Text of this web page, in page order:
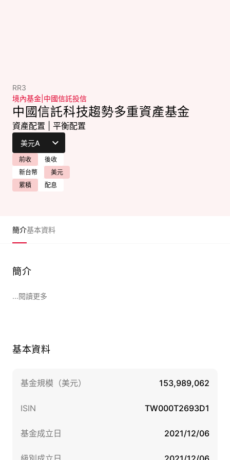
RR3
境內基金 中國信託投信
中國信託科技趨勢多重資產基金
資產配置 平衡配置
前收
後收
新台幣
美元
累積
配息
簡介基本資料
簡介
...閱讀更多
基本資料
基金規模（美元） 153,989,062
ISIN TW000T2693D1
基金成立日 2021/12/06